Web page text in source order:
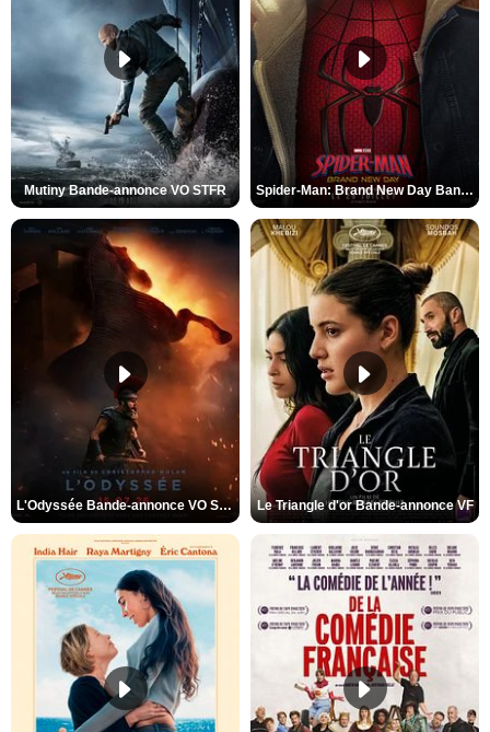
Mutiny Bande-annonce VO STFR Spider-Man: Brand New Day Bande-annonce VO STFR
L'Odyssée Bande-annonce VO STFR Le Triangle d'or Bande-annonce VF